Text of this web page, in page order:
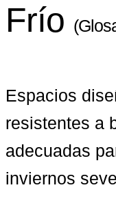
Frío
Espacios
resistentes a
adecuadas
inviernos